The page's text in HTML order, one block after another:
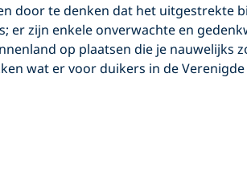
door te denken dat het uitgestrekte
er zijn enkele onverwachte en
op plaatsen die je nauwelijks
wat er voor duikers in de